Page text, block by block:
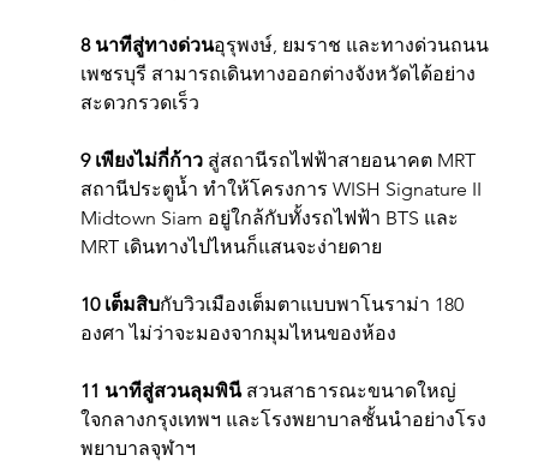
8 นาทีสู่ทางด่วนอุรุพงษ์, ยมราช และทางด่วนถนน
เพชรบุรี สามารถเดินทางออกต่างจังหวัดได้อย่าง
สะดวกรวดเร็ว
9 เพียงไม่กี่ก้าว สู่สถานีรถไฟฟ้าสายอนาคต MRT
สถานีประตูน้ำ ทำให้โครงการ WISH Signature II
Midtown Siam อยู่ใกล้กับทั้งรถไฟฟ้า BTS และ
MRT เดินทางไปไหนก็แสนจะง่ายดาย
10 เต็มสิบกับวิวเมืองเต็มตาแบบพาโนราม่า 180
องศา ไม่ว่าจะมองจากมุมไหนของห้อง
11 นาทีสู่สวนลุมพินี สวนสาธารณะขนาดใหญ่
ใจกลางกรุงเทพฯ และโรงพยาบาลชั้นนำอย่างโรง
พยาบาลจุฬาฯ